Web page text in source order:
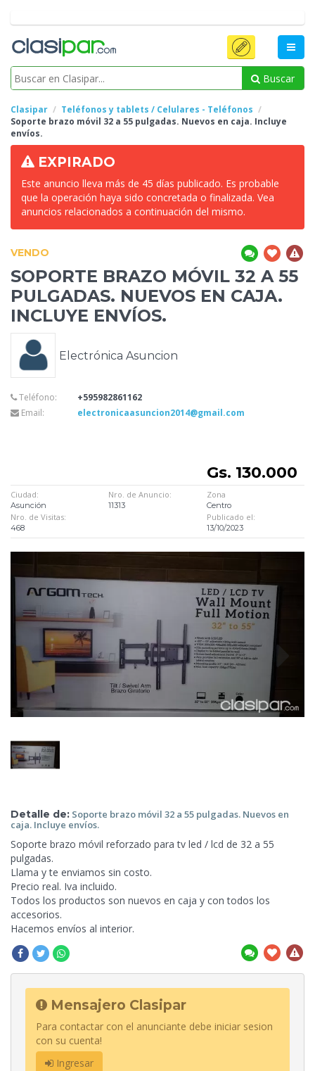
Buscar
Clasipar
Teléfonos y tablets / Celulares - Teléfonos
Soporte brazo móvil 32 a 55 pulgadas. Nuevos en caja. Incluye
envíos.
EXPIRADO
Este anuncio lleva más de 45 días publicado. Es probable
que la operación haya sido concretada o finalizada. Vea
anuncios relacionados a continuación del mismo.
VENDO
SOPORTE BRAZO MÓVIL 32 A 55
PULGADAS. NUEVOS EN CAJA.
INCLUYE ENVÍOS.
Electrónica Asuncion
Teléfono:
+595982861162
Email:
electronicaasuncion2014@gmail.com
Gs. 130.000
Ciudad:
Asunción
Nro. de Anuncio:
11313
Zona
Centro
Nro. de Visitas:
468
Publicado el:
13/10/2023
Detalle de: Soporte brazo móvil 32 a 55 pulgadas. Nuevos en
caja. Incluye envíos.
Soporte brazo móvil reforzado para tv led / lcd de 32 a 55
pulgadas.
Llama y te enviamos sin costo.
Precio real. Iva incluido.
Todos los productos son nuevos en caja y con todos los
accesorios.
Hacemos envíos al interior.
Mensajero Clasipar
Para contactar con el anunciante debe iniciar sesion
con su cuenta!
Ingresar